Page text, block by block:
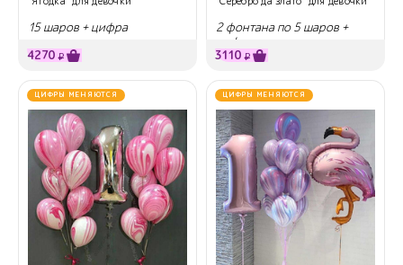
15 шаров + цифра
4270 ₽
2 фонтана по 5 шаров +
цифра
3110 ₽
ЦИФРЫ МЕНЯЮТСЯ ЦИФРЫ МЕНЯЮТСЯ